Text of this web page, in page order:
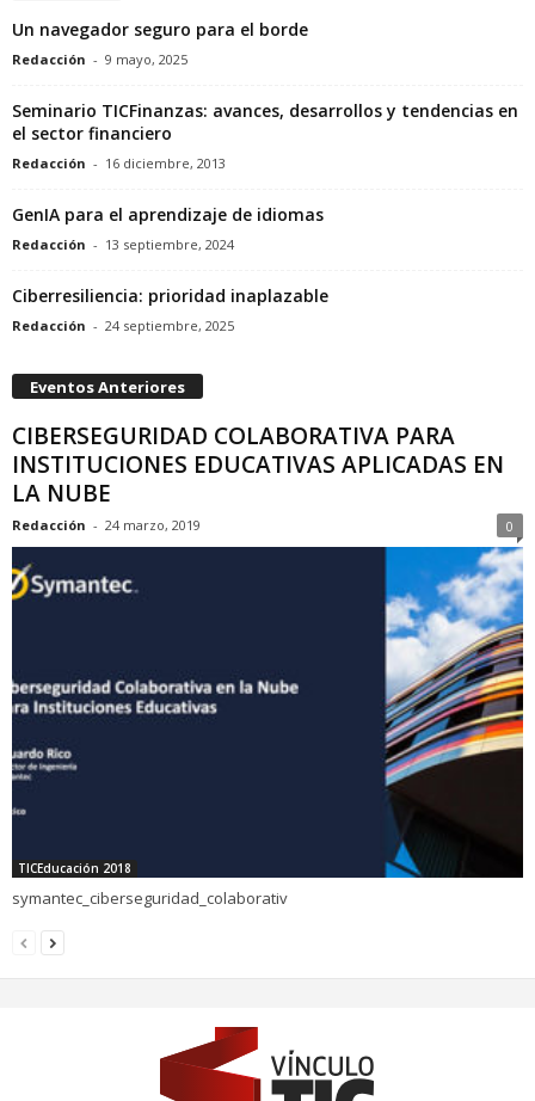
Un navegador seguro para el borde
Redacción - 9 mayo, 2025
Seminario TICFinanzas: avances, desarrollos y tendencias en
el sector financiero
Redacción - 16 diciembre, 2013
GenIA para el aprendizaje de idiomas
Redacción - 13 septiembre, 2024
Ciberresiliencia: prioridad inaplazable
Redacción - 24 septiembre, 2025
Eventos Anteriores
CIBERSEGURIDAD COLABORATIVA PARA
INSTITUCIONES EDUCATIVAS APLICADAS EN
LA NUBE
Redacción - 24 marzo, 2019 0
TICEducación 2018
symantec_ciberseguridad_colaborativ